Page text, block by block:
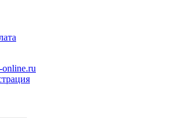
online.ru